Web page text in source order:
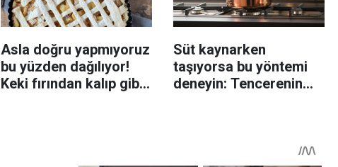
Asla doğru yapmıyoruz
bu yüzden dağılıyor!
Keki fırından kalıp gibi
Süt kaynarken
taşıyorsa bu yöntemi
deneyin: Tencerenin